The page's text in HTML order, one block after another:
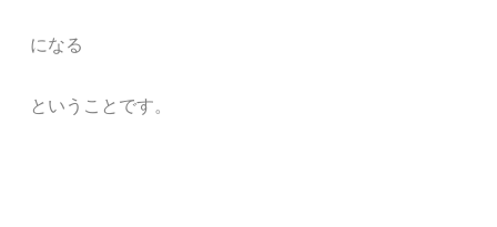
になる
ということです。